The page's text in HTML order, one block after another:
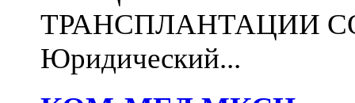
ТРАНСПЛАНТАЦИИ
Юридический...